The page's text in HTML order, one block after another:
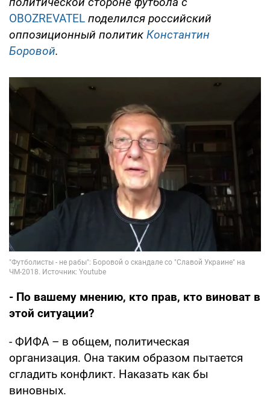
OBOZREVATEL поделился российский
оппозиционный политик Константин
Боровой.
- По вашему мнению, кто прав, кто виноват в
этой ситуации?
- ФИФА – в общем, политическая
организация. Она таким образом пытается
сгладить конфликт. Наказать как бы
виновных.